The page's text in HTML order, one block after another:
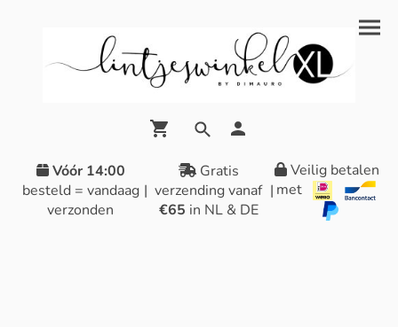
Vóór 14:00
besteld = vandaag
verzonden
|
Gratis
verzending vanaf
€65 in NL & DE
|
Veilig betalen
met